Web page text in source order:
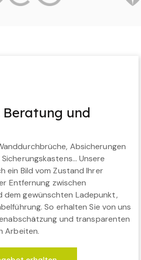
und
Absicherungen
Unsere
ein Bild vom Zustand Ihrer
Entfernung zwischen
dem gewünschten Ladepunkt,
So erhalten Sie von uns
und transparenten
Arbeiten.